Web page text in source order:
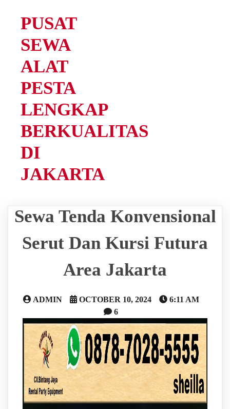
PUSAT
SEWA
ALAT
PESTA
LENGKAP
BERKUALITAS
DI
JAKARTA
Sewa Tenda Konvensional
Serut Dan Kursi Futura
Area Jakarta
ADMIN OCTOBER 10, 2024
6:11 AM
6